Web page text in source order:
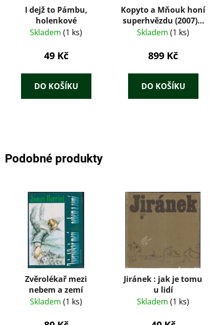
I dejž to Pámbu,
holenkové
Skladem (1 ks)
49 Kč
DO KOŠÍKU
Kopyto a Mňouk honí
superhvězdu (2007) –
Miloslav Švandrlík,
Neprakta
Skladem (1 ks)
899 Kč
DO KOŠÍKU
Podobné produkty
Zvěrolékař mezi
nebem a zemí
Skladem (1 ks)
Jiránek : jak je tomu
u lidí
Skladem (1 ks)